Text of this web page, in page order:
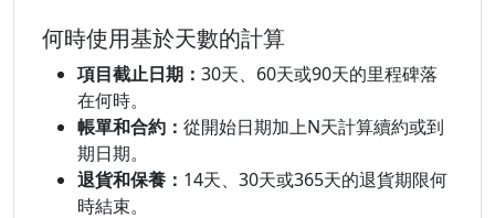
何時使用基於天數的計算
項目截止日期： 30天、60天或90天的里程碑落
在何時。
帳單和合約： 從開始日期加上N天計算續約或到
期日期。
退貨和保養： 14天、30天或365天的退貨期限何
時結束。